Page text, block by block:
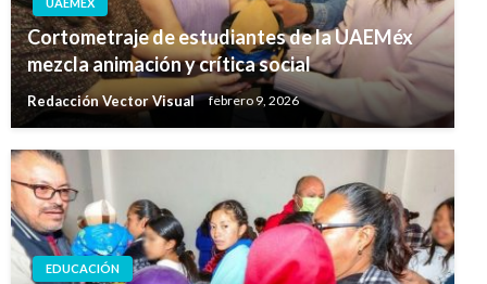
Cortometraje de estudiantes de la UAEMéx
mezcla animación y crítica social
Redacción Vector Visual febrero 9, 2026
EDUCACIÓN